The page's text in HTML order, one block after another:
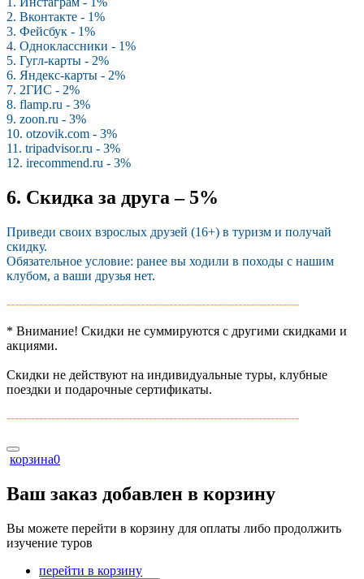
2. Вконтакте - 1%
3. Фейсбук - 1%
4. Одноклассники - 1%
5. Гугл-карты - 2%
6. Яндекс-карты - 2%
7. 2ГИС - 2%
8. flamp.ru - 3%
9. zoon.ru - 3%
10. otzovik.com - 3%
11. tripadvisor.ru - 3%
12. irecommend.ru - 3%
6. Скидка за друга – 5%
Приведи своих взрослых друзей (16+) в туризм и получай
скидку.
Обязательное условие: ранее вы ходили в походы с нашим
клубом, а ваши друзья нет.
------------------------------------------------------------------------­
* Внимание! Скидки не суммируются с другими скидками и
акциями.
Скидки не действуют на индивидуальные туры, клубные
поездки и подарочные сертификаты.
------------------------------------------------------------------------­
корзина0
Ваш заказ добавлен в корзину
Вы можете перейти в корзину для оплаты либо продолжить
изучение туров
перейти в корзину